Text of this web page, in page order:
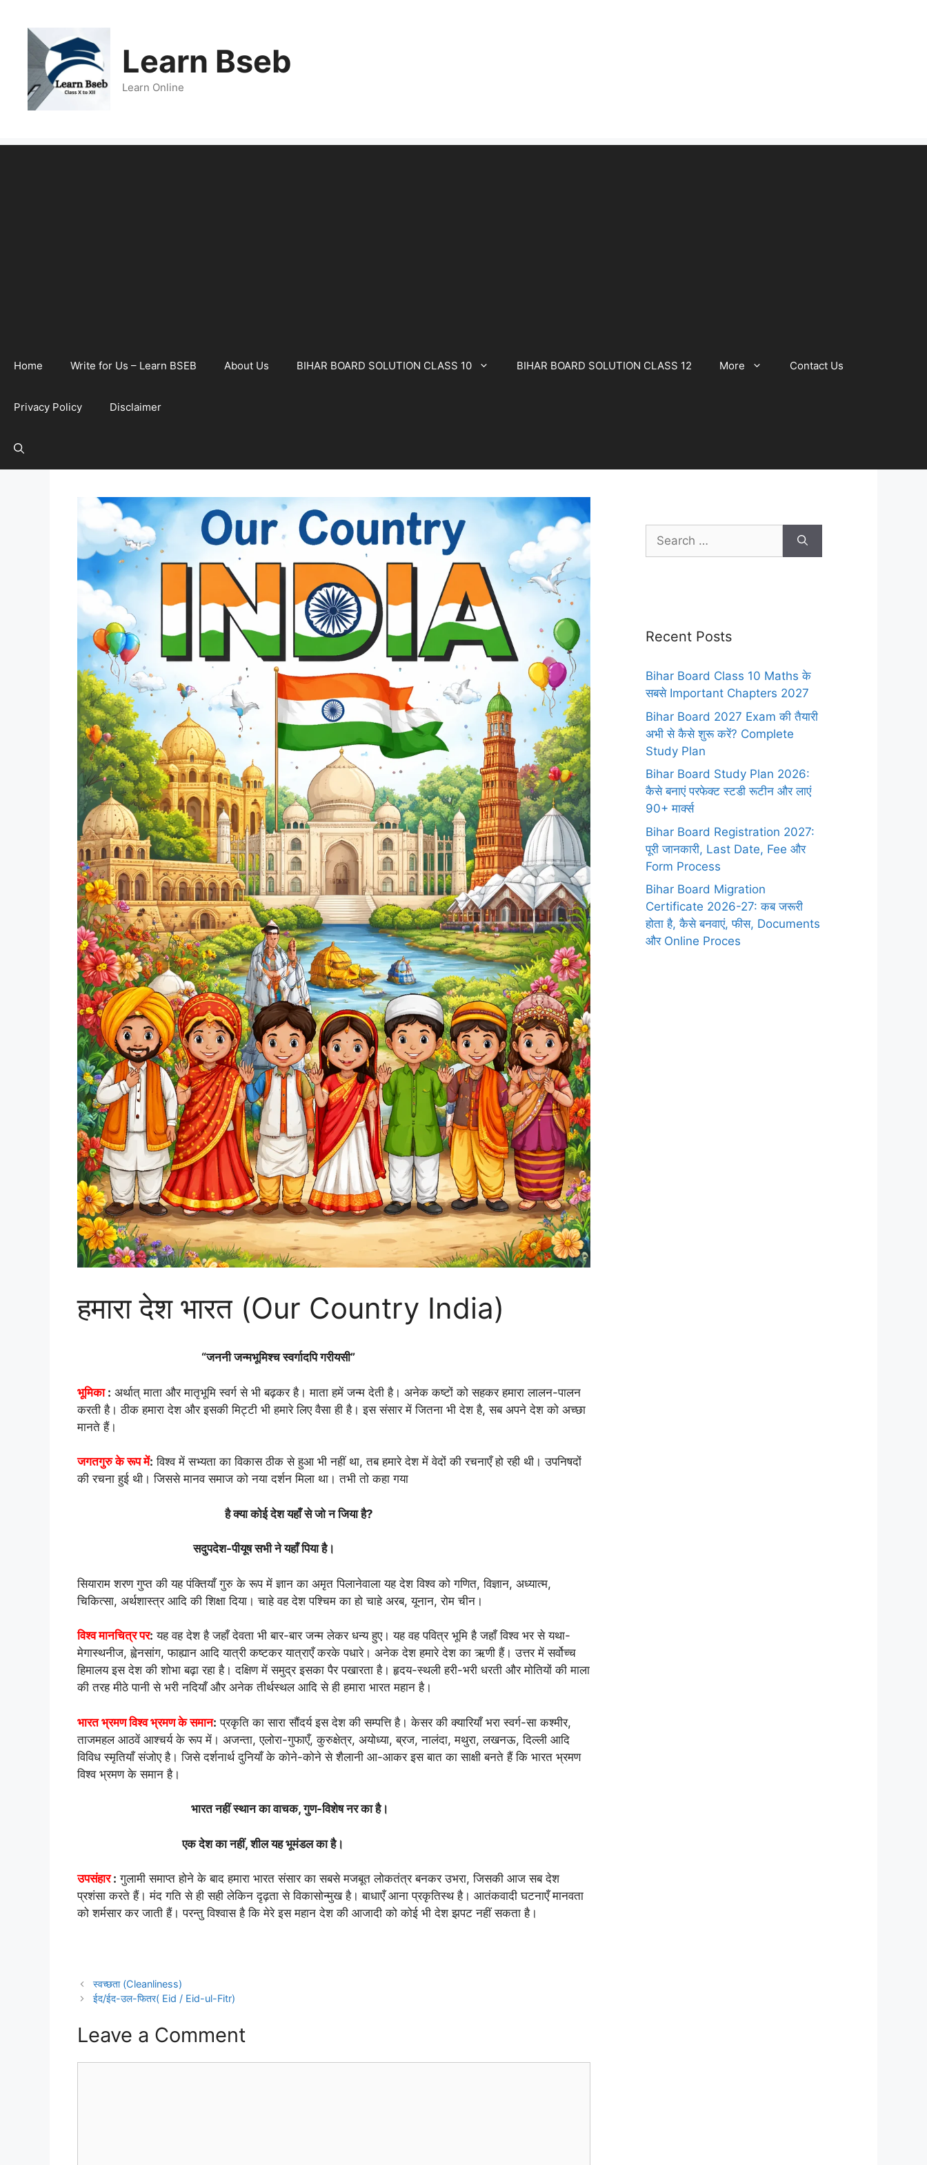
Learn Bseb
Learn Online
Home Write for Us – Learn BSEB About Us BIHAR BOARD SOLUTION CLASS 10 BIHAR BOARD SOLUTION CLASS 12 More Contact Us
Privacy Policy Disclaimer
हमारा देश भारत (Our Country India)
“जननी जन्मभूमिश्च स्वर्गादपि गरीयसी”
भूमिका: अर्थात् माता और मातृभूमि स्वर्ग से भी बढ़कर है। माता हमें जन्म देती है। अनेक कष्टों को सहकर हमारा लालन-पालन
करती है। ठीक हमारा देश और इसकी मिट्टी भी हमारे लिए वैसा ही है। इस संसार में जितना भी देश है, सब अपने देश को अच्छा
मानते हैं।
जगतगुरु के रूप में: विश्व में सभ्यता का विकास ठीक से हुआ भी नहीं था, तब हमारे देश में वेदों की रचनाएँ हो रही थी। उपनिषदों
की रचना हुई थी। जिससे मानव समाज को नया दर्शन मिला था। तभी तो कहा गया
है क्या कोई देश यहाँ से जो न जिया है?
सदुपदेश-पीयूष सभी ने यहाँ पिया है।
सियाराम शरण गुप्त की यह पंक्तियाँ गुरु के रूप में ज्ञान का अमृत पिलानेवाला यह देश विश्व को गणित, विज्ञान, अध्यात्म,
चिकित्सा, अर्थशास्त्र आदि की शिक्षा दिया। चाहे वह देश पश्चिम का हो चाहे अरब, यूनान, रोम चीन।
विश्व मानचित्र पर: यह वह देश है जहाँ देवता भी बार-बार जन्म लेकर धन्य हुए। यह वह पवित्र भूमि है जहाँ विश्व भर से यथा-
मेगास्थनीज, ह्वेनसांग, फाह्यान आदि यात्री कष्टकर यात्राएँ करके पधारे। अनेक देश हमारे देश का ऋणी हैं। उत्तर में सर्वोच्च
हिमालय इस देश की शोभा बढ़ा रहा है। दक्षिण में समुद्र इसका पैर पखारता है। हृदय-स्थली हरी-भरी धरती और मोतियों की माला
की तरह मीठे पानी से भरी नदियाँ और अनेक तीर्थस्थल आदि से ही हमारा भारत महान है।
भारत भ्रमण विश्व भ्रमण के समान: प्रकृति का सारा सौंदर्य इस देशकी सम्पत्ति है। केसर की क्यारियाँ भरा स्वर्ग-सा कश्मीर,
ताजमहल आठवें आश्चर्य के रूप में। अजन्ता, एलोरा-गुफाएँ, कुरुक्षेत्र, अयोध्या, ब्रज, नालंदा, मथुरा, लखनऊ, दिल्ली आदि
विविध स्मृतियाँ संजोए है। जिसे दर्शनार्थ दुनियाँ के कोने-कोने से शैलानी आ-आकर इस बात का साक्षी बनते हैं कि भारत भ्रमण
विश्व भ्रमण के समान है।
भारत नहीं स्थान का वाचक, गुण-विशेष नर का है।
एक देश का नहीं, शील यह भूमंडल का है।
उपसंहार: गुलामी समाप्त होने के बाद हमारा भारत संसार का सबसे मजबूत लोकतंत्र बनकर उभरा, जिसकी आज सब देश
प्रशंसा करते हैं। मंद गति से ही सही लेकिन दृढ़ता से विकासोन्मुख है। बाधाएँ आना प्रकृतिस्थ है। आतंकवादी घटनाएँ मानवता
को शर्मसार कर जाती हैं। परन्तु विश्वास है कि मेरे इस महान देश की आजादी को कोई भी देश झपट नहीं सकता है।
स्वच्छता (Cleanliness)
ईद/ईद-उल-फितर( Eid / Eid-ul-Fitr)
Leave a Comment
Recent Posts
Bihar Board Class 10 Maths के
सबसे Important Chapters 2027
Bihar Board 2027 Exam की तैयारी
अभी से कैसे शुरू करें? Complete
Study Plan
Bihar Board Study Plan 2026:
कैसे बनाएं परफेक्ट स्टडी रूटीन और लाएं
90+ मार्क्स
Bihar Board Registration 2027:
पूरी जानकारी, Last Date, Fee और
Form Process
Bihar Board Migration
Certificate 2026-27: कब जरूरी
होता है, कैसे बनवाएं, फीस, Documents
और Online Proces